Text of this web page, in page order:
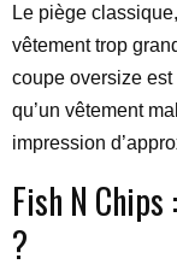
Le piège
vêtement trop
coupe oversize
qu’un vêtement
impression
Fish N
?